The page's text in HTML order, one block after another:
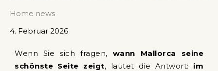
Home news
4. Februar 2026
Wenn Sie sich fragen, wann Mallorca seine
schönste Seite zeigt, lautet die Antwort: im